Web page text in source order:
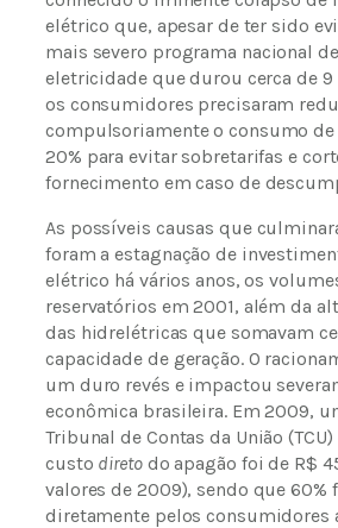
elétrico que, apesar de ter sido
mais severo programa nacional
eletricidade que durou cerca de 9
os consumidores precisaram
compulsoriamente o consumo
20% para evitar sobretarifas e
fornecimento em caso de
As possíveis causas que
foram a estagnação de
elétrico há vários anos, os
reservatórios em 2001, além da
das hidrelétricas que somavam
capacidade de geração. O
um duro revés e impactou
econômica brasileira. Em 2009,
Tribunal de Contas da União
custo diretodo apagão foi de R$
valores de 2009), sendo que 60%
diretamente pelos consumidores